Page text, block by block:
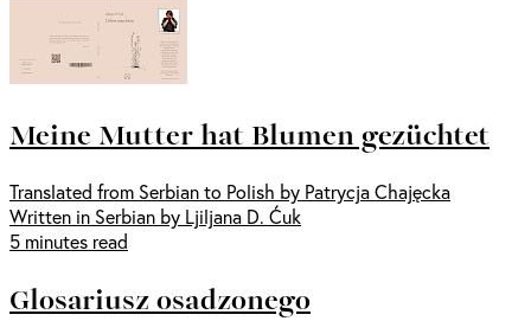
Meine Mutter hat Blumen gezüchtet
Translated from Serbian to Polish by Patrycja Chajęcka
Written in Serbian by Ljiljana D. Ćuk
5 minutes read
Glosariusz osadzonego